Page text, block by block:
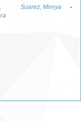
Suarez, Mireya -